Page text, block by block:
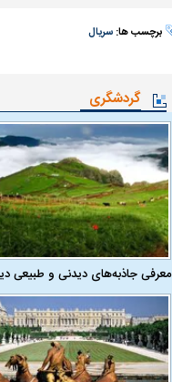
برچسب ها: سریال
گردشگری
معرفی جاذبه‌های دیدنی و طبیعی